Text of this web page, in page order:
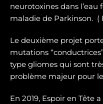
neurotoxines dans l’eau
maladie de Parkinson. (
Le deuxième projet
mutations
type gliomes qui sont
problème majeur pour
En 2019, Espoir en Tête